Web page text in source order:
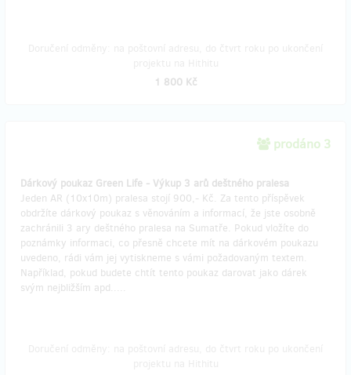
1 800 Kč
prodáno 3
Dárkový poukaz Green Life - Výkup 3 arů deštného pralesa
Jeden AR (10x10m) pralesa stojí 900,- Kč. Za tento příspěvek
obdržíte dárkový poukaz s věnováním a informací, že jste osobně
zachránili 3 ary deštného pralesa na Sumatře. Pokud vložíte do
poznámky informaci, co přesně chcete mít na dárkovém poukazu
uvedeno, rádi vám jej vytiskneme s vámi požadovaným textem.
Například, pokud budete chtít tento poukaz darovat jako dárek
svým nejbližším apd.....